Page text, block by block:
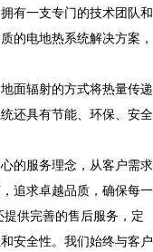
有一支专门的技术团队和
的电地热系统解决方案，
面辐射的方式将热量传递
还具有节能、环保、安全
的服务理念，从客户需求
追求卓越品质，确保每一
供完善的售后服务，定
安全性。我们始终与客户